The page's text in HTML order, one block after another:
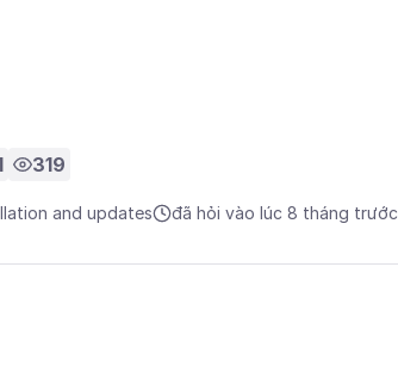
319
and updates đã hỏi vào lúc 8 tháng trước